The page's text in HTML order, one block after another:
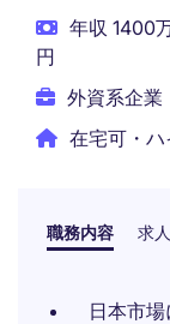
年収 1400
円
外資系企業
在宅可・
職務内容 求
日本市